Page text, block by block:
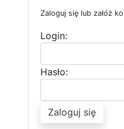
Zaloguj się lub załóż
Login:
Hasło:
Zaloguj się